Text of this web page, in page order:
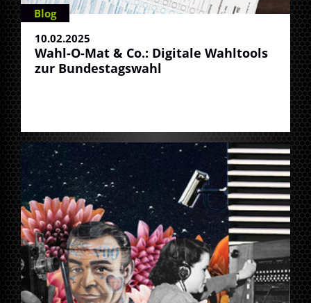
Blog
10.02.2025
Wahl-O-Mat & Co.: Digitale Wahltools
zur Bundestagswahl